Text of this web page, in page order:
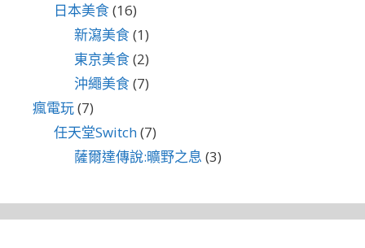
日本美食(16)
新瀉美食(1)
東京美食(2)
沖繩美食(7)
瘋電玩(7)
任天堂Switch(7)
薩爾達傳說:曠野之息 (3)